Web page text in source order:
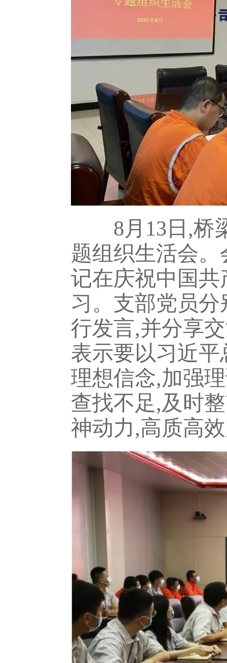
8月13日,桥梁
题组织生活会
记在庆祝中国共
习。支部党员
行发言,并分享
表示要以习近平
理想信念,加强
查找不足,及时
神动力,高质高